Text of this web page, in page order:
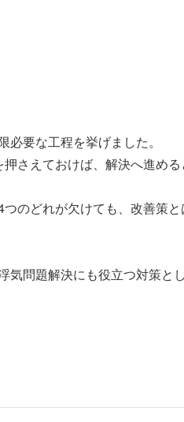
要な工程を挙げました。
さえておけば、解決へ進める
のどれが欠けても、改善策
気問題解決にも役立つ対策と